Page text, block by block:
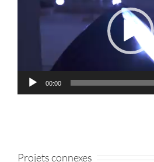
00:00
Projets connexes